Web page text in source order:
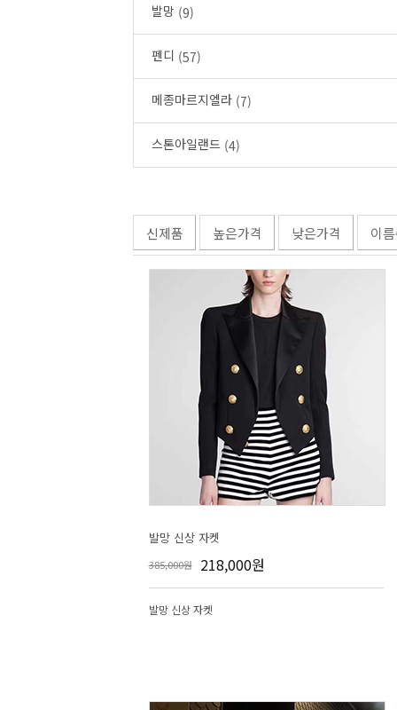
발망 (9)
펜디 (57)
메종마르지엘라 (7)
스톤아일랜드 (4)
신제품 높은가격 낮은가격 이
발망 신상 자켓
385,000원 218,000원
발망 신상 자켓